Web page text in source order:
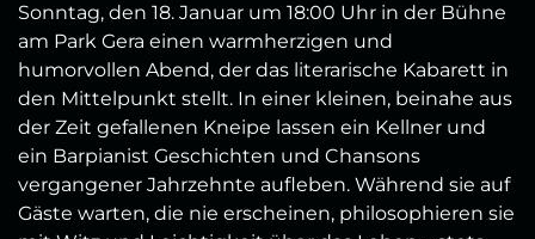
Sonntag, den 18. Januar um 18:00 Uhr in der Bühne
am Park Gera einen warmherzigen und
humorvollen Abend, der das literarische Kabarett in
den Mittelpunkt stellt. In einer kleinen, beinahe aus
der Zeit gefallenen Kneipe lassen ein Kellner und
ein Barpianist Geschichten und Chansons
vergangener Jahrzehnte aufleben. Während sie auf
Gäste warten, die nie erscheinen, philosophieren sie